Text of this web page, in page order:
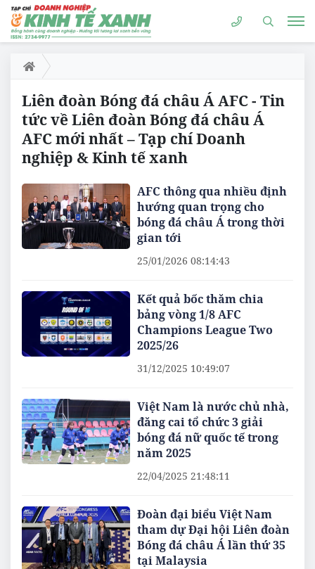
Liên đoàn Bóng đá châu Á AFC - Tin
tức về Liên đoàn Bóng đá châu Á
AFC mới nhất – Tạp chí Doanh
nghiệp & Kinh tế xanh
AFC thông qua nhiều định
hướng quan trọng cho
bóng đá châu Á trong thời
gian tới
25/01/2026 08:14:43
Kết quả bốc thăm chia
bảng vòng 1/8 AFC
Champions League Two
2025/26
31/12/2025 10:49:07
Việt Nam là nước chủ nhà,
đăng cai tổ chức 3 giải
bóng đá nữ quốc tế trong
năm 2025
22/04/2025 21:48:11
Đoàn đại biểu Việt Nam
tham dự Đại hội Liên đoàn
Bóng đá châu Á lần thứ 35
tại Malaysia